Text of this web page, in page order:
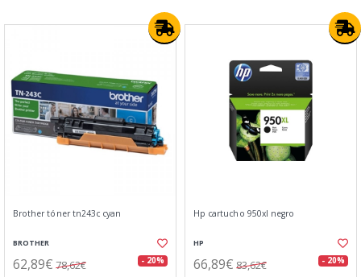
Brother tóner tn243c cyan
BROTHER
62,89€ 78,62€ - 20%
Hp cartucho 950xl negro
HP
66,89€ 83,62€ - 20%